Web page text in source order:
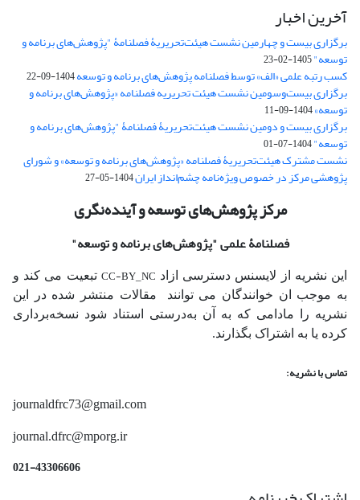
آخرین اخبار
برگزاری بیست و چهارمین نشست هیئت‌تحریریۀ فصلنامۀ "پژوهش‌های برنامه و
توسعه"1405-02-23
کسب رتبه علمی «الف» توسط فصلنامه پژوهش‌های برنامه و توسعه1404-09-22
برگزاری بیست‌وسومین نشست هیئت‌ تحریریه فصلنامه «پژوهش‌های برنامه و
توسعه»1404-09-11
برگزاری بیست و دومین نشست هیئت‌تحریریۀ فصلنامۀ "پژوهش‌های برنامه و
توسعه"1404-07-01
نشست مشترک هیئت‌تحریریۀ فصلنامه «پژوهش‌های برنامه و توسعه» و شورای
پژوهشی مرکز در خصوص ویژه‌نامه چشم‌انداز ایران1404-05-27
مرکز پژوهش‌های توسعه و آینده‌نگری
فصلنامۀ علمی"پژوهش‌های برنامه و توسعه"
این نشریه از لایسنس دسترسی ازاد CC-BY_NC تبعیت می کند و
به موجب ان خوانندگان می توانند مقالات منتشر شده در این
نشریه را مادامی که به آن‌ به‌درستی استناد شود نسخه‌برداری
کرده یا به اشتراک بگذارند.
تماس با نشریه:
journaldfrc73@gmail.com
journal.dfrc@mporg.ir
021-43306606